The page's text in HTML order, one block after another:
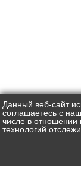
Данный веб-сайт
соглашаетесь с
числе в отношении
технологий